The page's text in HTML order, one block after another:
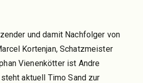
und damit Nachfolger von
Kortenjan, Schatzmeister
Vienenkötter ist Andre
aktuell Timo Sand zur